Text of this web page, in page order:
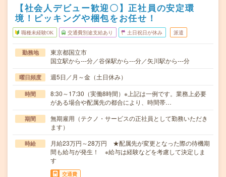
【社会人デビュー歓迎〇】正社員の安定環
境！ピッキングや梱包をお任せ！
職種未経験OK 交通費別途支給あり 土日祝日が休み 派遣
勤務地
東京都国立市
国立駅から---分／谷保駅から---分／矢川駅から---分
曜日頻度 週5日／月～金（土日休み）
時間
8:30～17:30（実働8時間）※上記は一例です。業務上必要
がある場合や配属先の都合により、時間帯…
期間
無期雇用（テクノ・サービスの正社員として勤務いただき
ます）
時給
月給23万円～28万円 ★配属先が変更となった際の待機期
間も給与が発生！ ※給与は経験などを考慮して決定しま
す
交通費